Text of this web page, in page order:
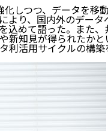
しつつ、データを移
り、国内外のデータ
込めて語った。また
新知見が得られたか
利活用サイクルの構